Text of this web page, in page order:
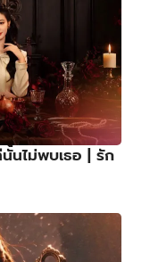
นไม่พบเธอ | รัก